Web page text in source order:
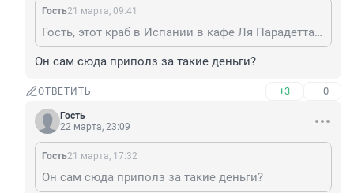
Гость21 марта, 09:41
Гость, этот краб в Испании в кафе Ля Парадетта стоил 13 евро. Кафе, где вы выбираете морских обитателей и там же их готовят
Он сам сюда приполз за такие деньги?
ОТВЕТИТЬ +3 –0
Гость
22 марта, 23:09
Гость21 марта, 17:32
Он сам сюда приполз за такие деньги?